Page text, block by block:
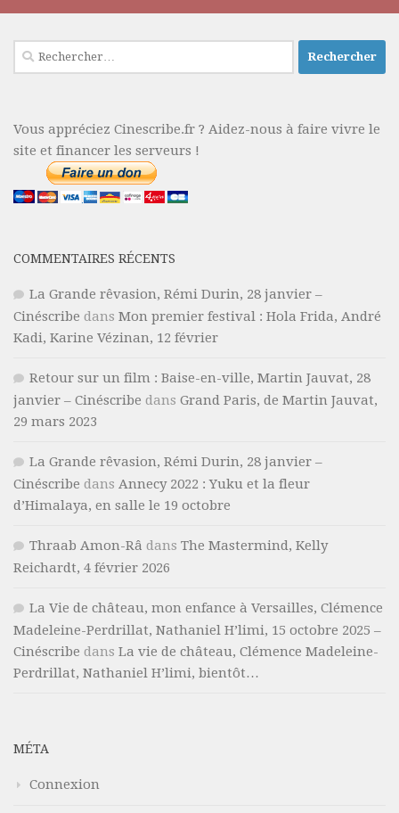
Rechercher :
Vous appréciez Cinescribe.fr ? Aidez-nous à faire vivre le
site et financer les serveurs !
COMMENTAIRES RÉCENTS
La Grande rêvasion, Rémi Durin, 28 janvier –
Cinéscribe dans Mon premier festival : Hola Frida, André
Kadi, Karine Vézinan, 12 février
Retour sur un film : Baise-en-ville, Martin Jauvat, 28
janvier – Cinéscribe dans Grand Paris, de Martin Jauvat,
29 mars 2023
La Grande rêvasion, Rémi Durin, 28 janvier –
Cinéscribe dans Annecy 2022 : Yuku et la fleur
d’Himalaya, en salle le 19 octobre
Thraab Amon-Râ dans The Mastermind, Kelly
Reichardt, 4 février 2026
La Vie de château, mon enfance à Versailles, Clémence
Madeleine-Perdrillat, Nathaniel H’limi, 15 octobre 2025 –
Cinéscribe dans La vie de château, Clémence Madeleine-
Perdrillat, Nathaniel H’limi, bientôt…
MÉTA
Connexion